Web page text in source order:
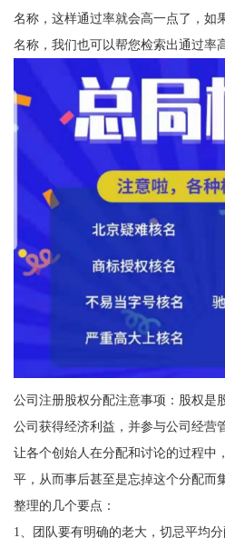
名称，这样通过率就会高一点了，如
名称，我们也可以帮您检索出通过率
公司注册股权分配注意事项：股权是
公司获得经济利益，并参与公司经营
让各个创始人在分配和讨论的过程中
平，从而事后甚至是忘掉这个分配而
整理的几个要点：
1、团队要有明确的老大，切忌平均